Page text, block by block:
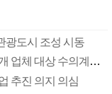
광도시 조성 시동
부산시 다대소각장 매각 6번째 유찰…10개 업체 대상 수의계약 추진
추진 의지 의심